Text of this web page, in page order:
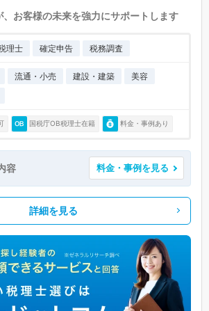
、お客様の未来を強力にサポートします
理士 確定申告 税務調査
流通・小売 建設・建築
美容
国税庁OB税理士在籍 料金・事例あり
容 料金・事例を見る
詳細を見る